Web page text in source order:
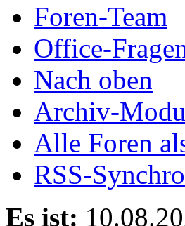
Foren-Team
Office-
Nach oben
Archiv-
Alle Foren
RSS-
Es ist: